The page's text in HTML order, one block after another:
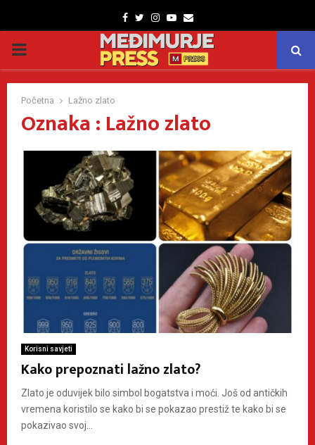
Facebook
TwitterInstagram
Youtube
Email
PRIMARY
MENU
Početna Lažno zlato
Oznaka : Lažno zlato
Korisni savjeti
Kako prepoznati lažno zlato?
Zlato je oduvijek bilo simbol bogatstva i moći. Još od antičkih
vremena koristilo se kako bi se pokazao prestiž te kako bi se
pokazivao svoj...